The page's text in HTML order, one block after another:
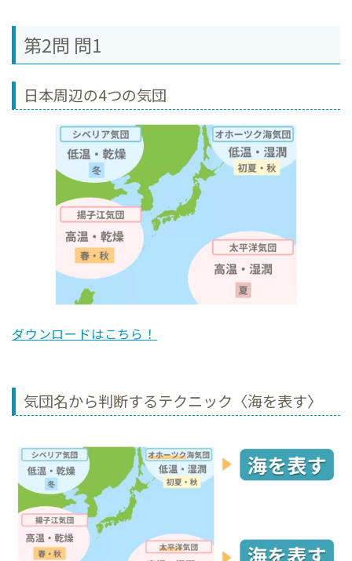
第2問 問1
日本周辺の4つの気団
ダウンロードはこちら！
気団名から判断するテクニック〈海を表す〉